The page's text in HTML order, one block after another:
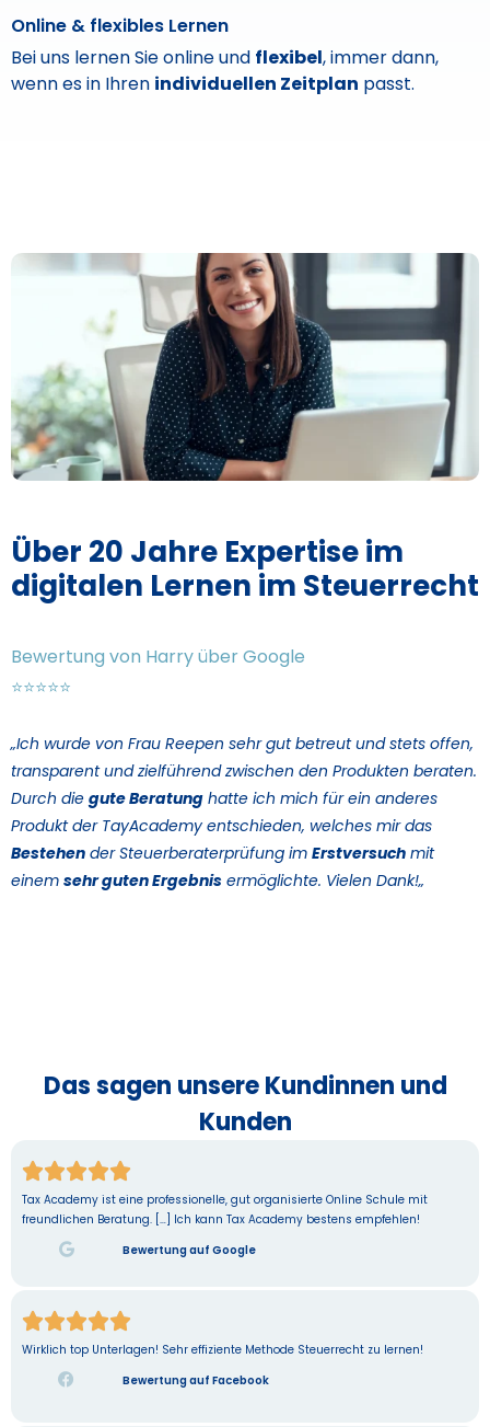
Online & flexibles Lernen
Bei uns lernen Sie online und flexibel, immer dann,
wenn es in Ihren individuellen Zeitplan passt.
Über 20 Jahre Expertise im
digitalen Lernen im Steuerrecht
Bewertung von Harry über Google
⭐⭐⭐⭐⭐
„Ich wurde von Frau Reepen sehr gut betreut und stets offen,
transparent und zielführend zwischen den Produkten beraten.
Durch die gute Beratung hatte ich mich für ein anderes
Produkt der TayAcademy entschieden, welches mir das
Bestehen der Steuerberaterprüfung im Erstversuch mit
einem sehr guten Ergebnis ermöglichte. Vielen Dank!„
Das sagen unsere Kundinnen und
Kunden

Tax Academy ist eine professionelle, gut organisierte Online Schule mit
freundlichen Beratung. […] Ich kann Tax Academy bestens empfehlen!
Bewertung auf Google

Wirklich top Unterlagen! Sehr effiziente Methode Steuerrecht zu lernen!
Bewertung auf Facebook